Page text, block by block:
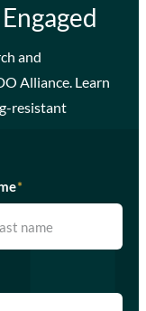
and
Alliance. Learn
resistant
*